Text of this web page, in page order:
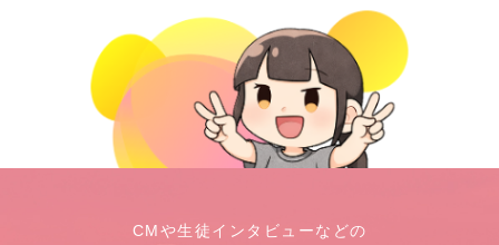
CMや生徒インタビューなどの